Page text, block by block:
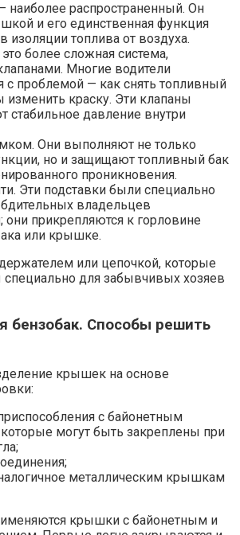
наиболее распространенный. Он
и его единственная функция
изоляции топлива от воздуха.
более сложная система,
Многие водители
с проблемой — как снять топливный
изменить краску. Эти клапаны
стабильное давление внутри
Они выполняют не только
но и защищают топливный бак
проникновения.
Эти подставки были специально
владельцев
они прикрепляются к горловине
или крышке.
или цепочкой, которые
для забывчивых хозяев
бензобак. Способы решить
крышек на основе
с байонетным
могут быть закреплены при
металлическим крышкам
крышки с байонетным и